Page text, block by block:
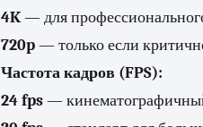
4K— для
720p— только если
Частота кадров (FPS):
24 fps—